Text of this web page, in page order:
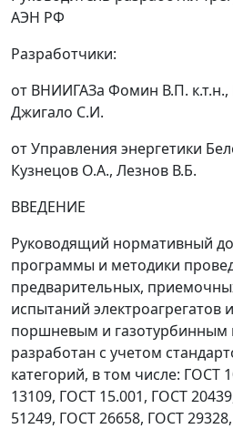
АЭН РФ
Разработчики:
от ВНИИГАЗа Фомин В.П.
Джигало С.И.
от Управления энергетики
Кузнецов О.А., Лезнов В.Б.
ВВЕДЕНИЕ
Руководящий нормативный
программы и методики
предварительных,
испытаний электроагрегатов
поршневым и газотурбинным
разработан с учетом
категорий, в том числе: ГОСТ
13109, ГОСТ 15.001, ГОСТ
51249, ГОСТ 26658, ГОСТ